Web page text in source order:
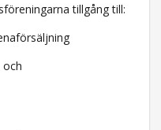
tillgång till: